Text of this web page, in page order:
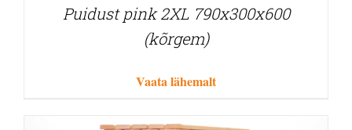
Puidust pink 2XL 790x300x600
(kõrgem)
Vaata lähemalt